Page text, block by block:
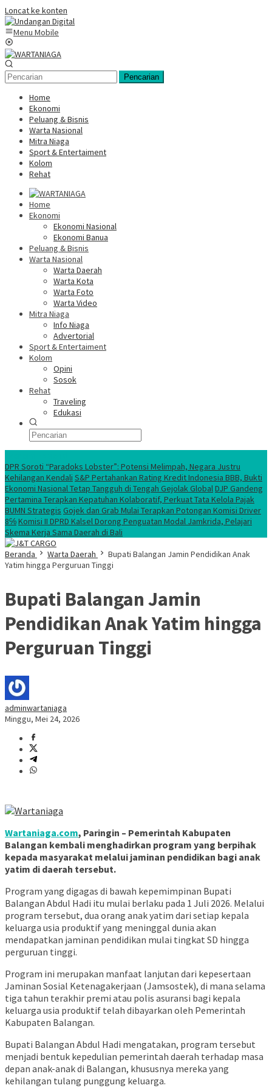
Loncat ke konten
Menu Mobile
Pencarian
Home
Ekonomi
Peluang & Bisnis
Warta Nasional
Mitra Niaga
Sport & Entertaiment
Kolom
Rehat
Home
Ekonomi
Ekonomi Nasional
Ekonomi Banua
Peluang & Bisnis
Warta Nasional
Warta Daerah
Warta Kota
Warta Foto
Warta Video
Mitra Niaga
Info Niaga
Advertorial
Sport & Entertaiment
Kolom
Opini
Sosok
Rehat
Traveling
Edukasi
DPR Soroti “Paradoks Lobster”: Potensi Melimpah, Negara Justru
Kehilangan Kendali S&P Pertahankan Rating Kredit Indonesia BBB, Bukti
Ekonomi Nasional Tetap Tangguh di Tengah Gejolak GlobalDJP Gandeng
Pertamina Terapkan Kepatuhan Kolaboratif, Perkuat Tata Kelola Pajak
BUMN Strategis Gojek dan Grab Mulai Terapkan Potongan Komisi Driver
8℅Komisi II DPRD Kalsel Dorong Penguatan Modal Jamkrida, Pelajari
Skema Kerja Sama Daerah di Bali
Beranda
Warta Daerah
Bupati Balangan Jamin Pendidikan Anak
Yatim hingga Perguruan Tinggi
Bupati Balangan Jamin
Pendidikan Anak Yatim hingga
Perguruan Tinggi
adminwartaniaga
Minggu, Mei 24, 2026
Wartaniaga.com, Paringin – Pemerintah Kabupaten
Balangan kembali menghadirkan program yang berpihak
kepada masyarakat melalui jaminan pendidikan bagi anak
yatim di daerah tersebut.
Program yang digagas di bawah kepemimpinan Bupati
Balangan Abdul Hadi itu mulai berlaku pada 1 Juli 2026. Melalui
program tersebut, dua orang anak yatim dari setiap kepala
keluarga usia produktif yang meninggal dunia akan
mendapatkan jaminan pendidikan mulai tingkat SD hingga
perguruan tinggi.
Program ini merupakan manfaat lanjutan dari kepesertaan
Jaminan Sosial Ketenagakerjaan (Jamsostek), di mana selama
tiga tahun terakhir premi atau polis asuransi bagi kepala
keluarga usia produktif telah dibayarkan oleh Pemerintah
Kabupaten Balangan.
Bupati Balangan Abdul Hadi mengatakan, program tersebut
menjadi bentuk kepedulian pemerintah daerah terhadap masa
depan anak-anak di Balangan, khususnya mereka yang
kehilangan tulang punggung keluarga.